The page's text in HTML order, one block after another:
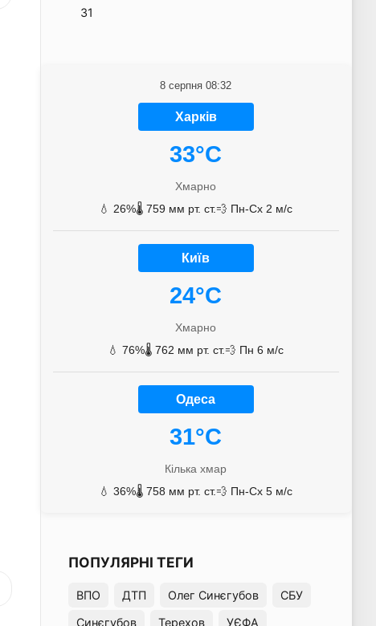
31
8 серпня 08:32
Харків
33°C
Хмарно
💧 26%🌡️ 759 мм рт. ст.💨 Пн-Сх 2 м/с
Київ
24°C
Хмарно
💧 76%🌡️ 762 мм рт. ст.💨 Пн 6 м/с
Одеса
31°C
Кілька хмар
💧 36%🌡️ 758 мм рт. ст.💨 Пн-Сх 5 м/с
ПОПУЛЯРНІ ТЕГИ
ВПО ДТП Олег Синєгубов
СБУ
Синєгубов
Терехов УЄФА